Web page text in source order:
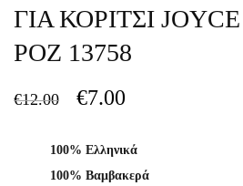
ΓΙΑ ΚΟΡΙΤΣΙ
ΡΟΖ 13758
€12.00 €7.00
100% Ελληνικά
100% Βαμβακερά